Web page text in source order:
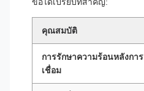
คุณสมบัติ
การรักษาความร้อนหลังการ
เชื่อม